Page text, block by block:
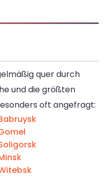
quer durch
und die größten
oft angefragt: